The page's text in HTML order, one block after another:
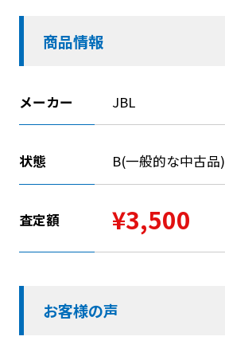
商品情報
メーカー JBL
状態 B(一般的な中古品)
査定額 ¥3,500
お客様の声